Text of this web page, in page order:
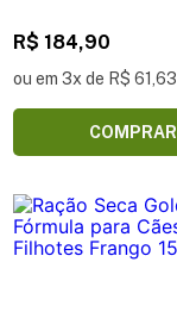
R$ 184,90
ou em 3x de R$ 61,63
COMPRAR